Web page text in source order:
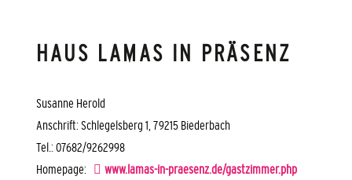
HAUS LAMAS IN PRÄSENZ
Susanne Herold
Anschrift: Schlegelsberg 1, 79215 Biederbach
Tel.: 07682/9262998
Homepage:
www.lamas-in-praesenz.de/gastzimmer.php